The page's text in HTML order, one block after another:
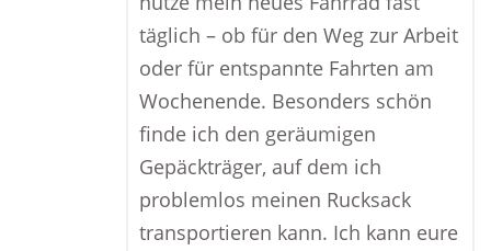
täglich – ob für den Weg zur Arbeit
oder für entspannte Fahrten am
Wochenende. Besonders schön
finde ich den geräumigen
Gepäckträger, auf dem ich
problemlos meinen Rucksack
transportieren kann. Ich kann eure